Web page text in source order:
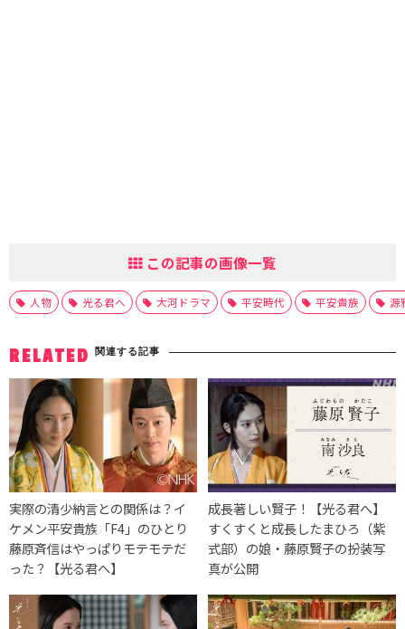
この記事の画像一覧
人物 光る君へ 大河ドラマ 平安時代 平安貴族 源
RELATED 関連する記事
実際の清少納言との関係は？イ
ケメン平安貴族「F4」のひとり
藤原斉信はやっぱりモテモテだ
った？【光る君へ】
成長著しい賢子！【光る君へ】
すくすくと成長したまひろ（紫
式部）の娘・藤原賢子の扮装写
真が公開